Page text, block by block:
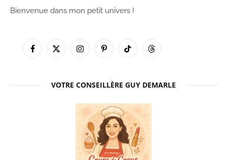
Bienvenue dans mon petit univers !
Facebook
X
InstagramPinterestTikTok Threads
VOTRE CONSEILLÈRE GUY DEMARLE